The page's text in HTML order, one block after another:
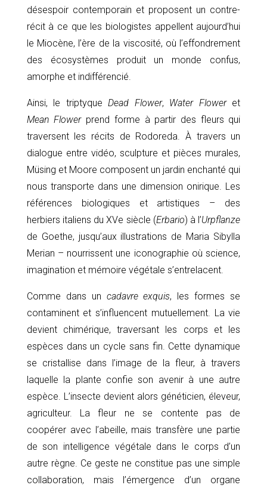
désespoir contemporain et proposent un contre-
récit à ce que les biologistes appellent aujourd’hui
le Miocène, l’ère de la viscosité, où l’effondrement
des écosystèmes produit un monde confus,
amorphe et indifférencié.
Ainsi, le triptyqueDead Flower, Water Floweret
Mean Flowerprend forme à partir des fleurs qui
traversent les récits de Rodoreda. À travers un
dialogue entre vidéo, sculpture et pièces murales,
Müsing et Moore composent un jardin enchanté qui
nous transporte dans une dimension onirique. Les
références biologiques et artistiques – des
herbiers italiens du XVe siècle (Erbario) à l’Urpflanze
de Goethe, jusqu’aux illustrations de Maria Sibylla
Merian – nourrissent une iconographie où science,
imagination et mémoire végétale s’entrelacent.
Comme dans un cadavre exquis, les formes se
contaminent et s’influencent mutuellement. La vie
devient chimérique, traversant les corps et les
espèces dans un cycle sans fin. Cette dynamique
se cristallise dans l’image de la fleur, à travers
laquelle la plante confie son avenir à une autre
espèce. L’insecte devient alors généticien, éleveur,
agriculteur. La fleur ne se contente pas de
coopérer avec l’abeille, mais transfère une partie
de son intelligence végétale dans le corps d’un
autre règne. Ce geste ne constitue pas une simple
collaboration, mais l’émergence d’un organe